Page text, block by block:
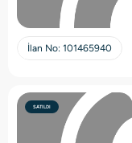
İlan No: 101465940
SATILDI